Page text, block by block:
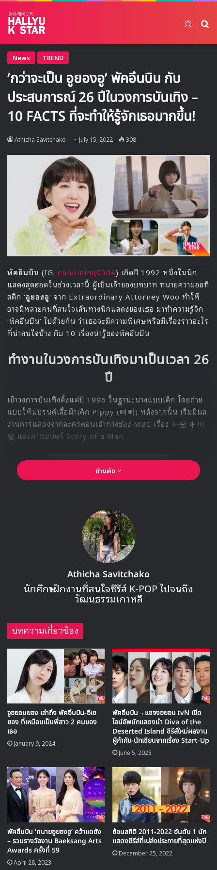
News TREND
‘กว่าจะเป็น อูยองอู’ พัคอึนบิน กับ
ประสบการณ์ 26 ปีในวงการบันเทิง –
10 FACTS ที่จะทำให้รู้จักเธอมากขึ้น!
Athicha Savitchako July 15, 2022 308
พัคอึนบิน (IG. eunbining0904) เกิดปี 1992 หนึ่งในนัก
แสดงสุดฮอตในช่วงเวลานี้ ผู้เป็นเจ้าของบทบาท ทนายความออทิ
สติก ‘อูยองอู‘ จาก Extraordinary Attorney Woo ทำให้
อาจมีหลายคนที่สนใจเส้นทางนักแสดงของเธอ มาทำความรู้จัก
‘พัคอึนบิน’ ไปด้วยกัน ว่าเธอจะมีความพิเศษหรือมีเรื่องราวอะไร
ที่น่าสนใจบ้าง กับ 10 เรื่องน่ารู้ของพัคอึนบิน
ทำงานในวงการบันเทิงมาเป็นเวลา 26
ปี
เข้าวงการบันเทิงตั้งแต่ปี 1996 ในฐานะนางแบบเด็ก โดยถ่าย
แบบให้แบรนด์เสื้อผ้าเด็ก Pippy (삐삐) หลังจากนั้น เริ่มมีผล
งานการแสดงจากละครตอนเช้าทางช่อง MBC เรื่อง 사랑과 이
별 และภาพยนตร์ Story of a Man
🎙GYUBIN ปลื้มเมืองไทยขนาดไหน? ถึงกลับมาถ่าย
MV เพลงใหม่ LIKE U 100 ที่กรุงเทพ
▶ คลิกดูสัมภาษณ์พิเศษ
เดบิวต์บทนำวัยเด็กครั้งแรกเมื่อปี
2002
รับบทนำครั้งแรกเรื่อง My Love Patzzi กับบทบาท อึนฮีวอน
(วัยผู้ใหญ่แสดงโดย ฮงอึนฮี) ซึ่งเป็นซีรีส์ที่แสดงร่วมกับ อีเซยอง
อ่านต่อ
Athicha Savitchako
นักศึกษาฝึกงานที่สนใจซีรีส์ K-POP ไปจนถึง
วัฒนธรรมเกาหลี
บทความเกี่ยวข้อง
จูฮยอนยอง เล่าถึง พัคอึนบิน-อีเซ
ยอง ที่เหมือนเป็นพี่สาว 2 คนของ
เธอ
January 9, 2024
พัคอึนบิน→แชจงฮยอบ tvN เปิด
ไลน์อัพนักแสดงนำ Diva of the
Deserted Island ซีรีส์ใหม่ผลงาน
ผู้กำกับ-นักเขียนจากเรื่อง Start-Up
June 5, 2023
พัคอึนบิน ‘ทนายอูยองอู’ คว้าแดซัง
– รวมรางวัลงาน Baeksang Arts
Awards ครั้งที่ 59
April 28, 2023
ย้อนสถิติ 2011-2022 อันดับ 1 นัก
แสดงซีรีส์ที่เปล่งประกายที่สุดแห่งปี
December 25, 2022